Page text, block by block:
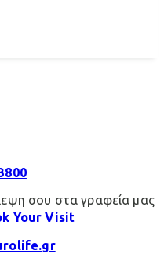
σου στα γραφεία μας
Your Visit